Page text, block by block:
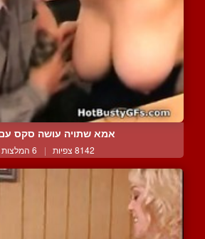
אמא שתויה עושה סקס
8142 צפיות | 6 המלצות